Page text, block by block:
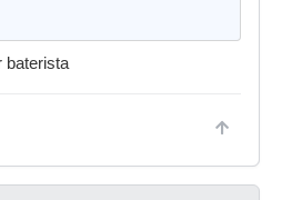
baterista